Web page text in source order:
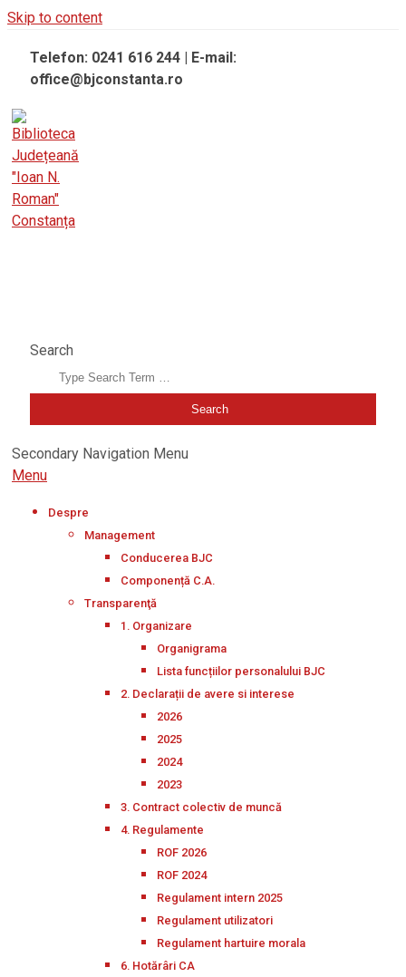
Skip to content
Telefon: 0241 616 244 | E-mail:
office@bjconstanta.ro
Search
Secondary Navigation Menu
Menu
Despre
Management
Conducerea BJC
Componență C.A.
Transparenţă
1. Organizare
Organigrama
Lista funcțiilor personalului BJC
2. Declarații de avere si interese
2026
2025
2024
2023
3. Contract colectiv de muncă
4. Regulamente
ROF 2026
ROF 2024
Regulament intern 2025
Regulament utilizatori
Regulament hartuire morala
6. Hotărâri CA